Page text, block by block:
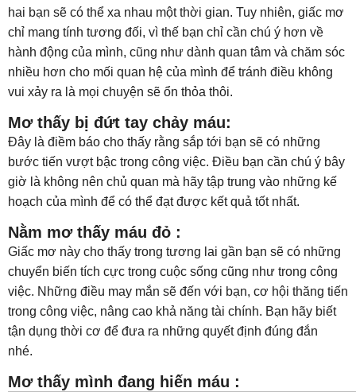
hai bạn sẽ có thể xa nhau một thời gian. Tuy nhiên, giấc mơ
chỉ mang tính tương đối, vì thế bạn chỉ cần chú ý hơn về
hành động của mình, cũng như dành quan tâm và chăm sóc
nhiều hơn cho mối quan hệ của mình để tránh điều không
vui xảy ra là mọi chuyện sẽ ổn thỏa thôi.
Mơ thấy bị đứt tay chảy máu:
Đây là điềm báo cho thấy rằng sắp tới bạn sẽ có những
bước tiến vượt bậc trong công việc. Điều bạn cần chú ý bây
giờ là không nên chủ quan mà hãy tập trung vào những kế
hoạch của mình để có thể đạt được kết quả tốt nhất.
Nằm mơ thấy máu đỏ :
Giấc mơ này cho thấy trong tương lai gần bạn sẽ có những
chuyển biến tích cực trong cuộc sống cũng như trong công
việc. Những điều may mắn sẽ đến với bạn, cơ hội thăng tiến
trong công việc, nâng cao khả năng tài chính. Bạn hãy biết
tận dụng thời cơ để đưa ra những quyết định đúng đắn
nhé.
Mơ thấy mình đang hiến máu :